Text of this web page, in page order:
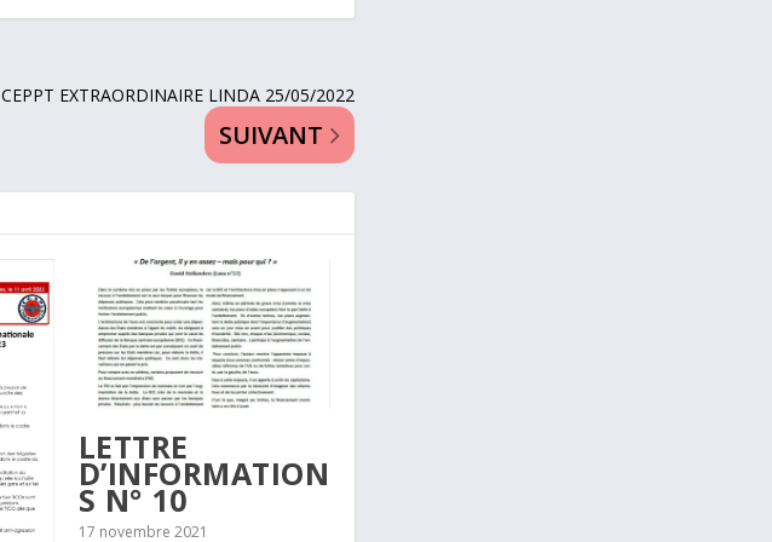
CEPPT EXTRAORDINAIRE LINDA 25/05/2022
SUIVANT
LETTRE
D’INFORMATION
S N° 10
17 novembre 2021